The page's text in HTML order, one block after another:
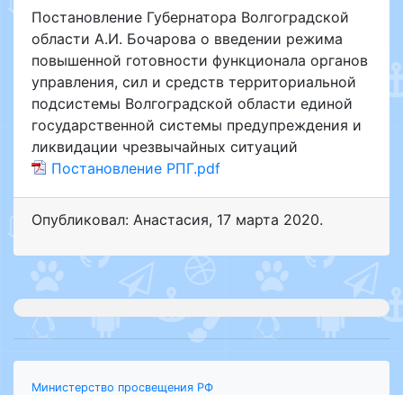
Постановление Губернатора Волгоградской
области А.И. Бочарова о введении режима
повышенной готовности функционала органов
управления, сил и средств территориальной
подсистемы Волгоградской области единой
государственной системы предупреждения и
ликвидации чрезвычайных ситуаций
Постановление РПГ.pdf
Опубликовал: Анастасия, 17 марта 2020.
Министерство просвещения РФ